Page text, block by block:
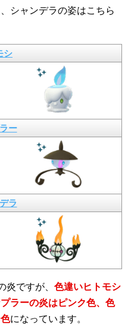
シャンデラの姿はこちら
シ
ー
ラ
ですが、 色違いヒトモシ
ラーの炎はピンク色、色
になっています。